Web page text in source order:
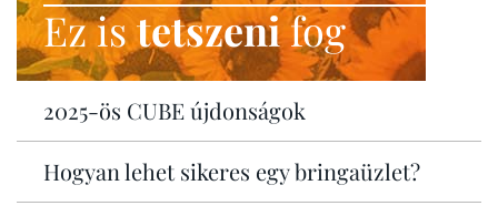
Ez istetszenifog
2025-ös CUBE újdonságok
Hogyan lehet sikeres egy bringaüzlet?